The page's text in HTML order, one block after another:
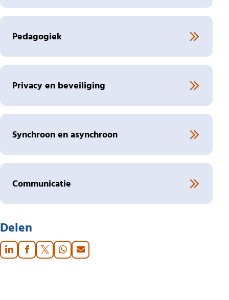
Pedagogiek
Privacy en beveiliging
Synchroon en asynchroon
Communicatie
Delen